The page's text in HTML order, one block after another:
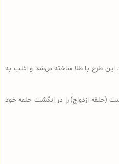
طرح با طلا ساخته می‌شد و اغلب به
(حلقه ازدواج) را در انگشت حلقه خود